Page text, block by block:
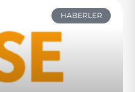
HABERLER